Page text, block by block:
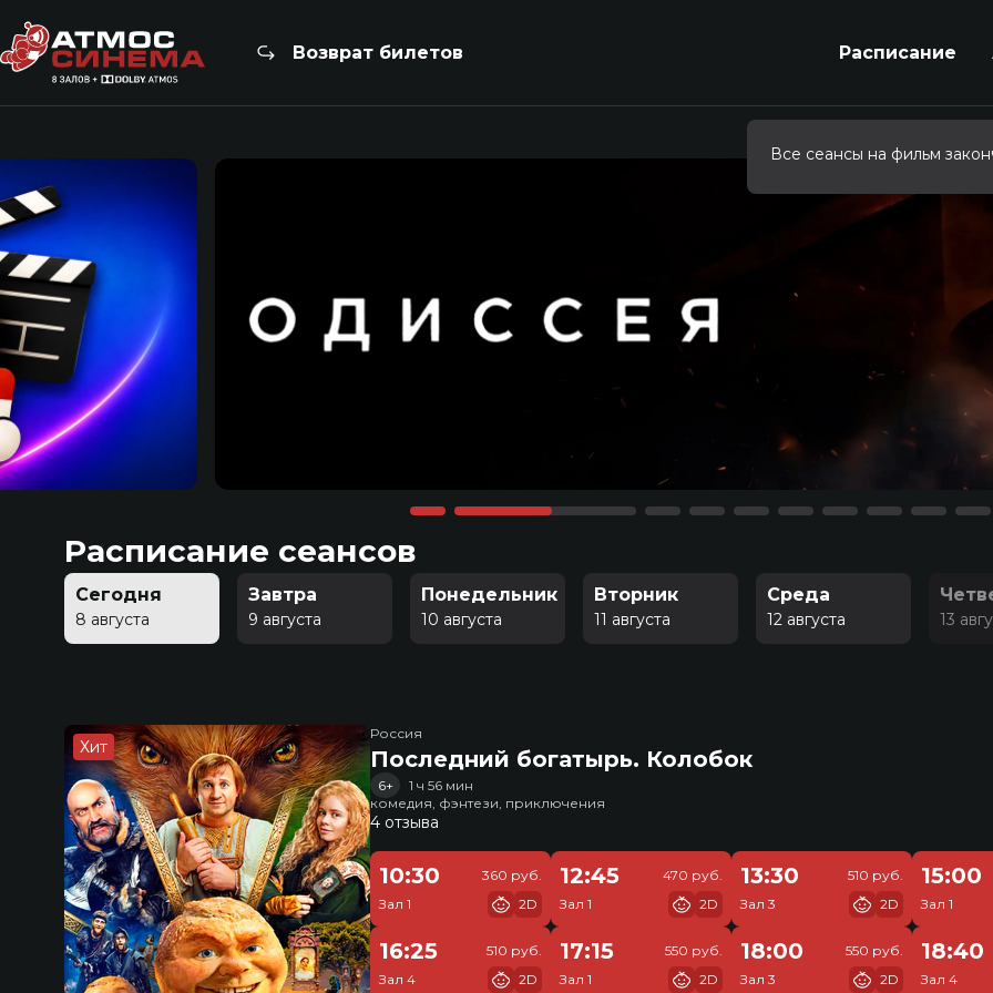
Возврат билетов Расписание
Расписание сеансов
Сегодня
8 августа
Завтра
9 августа
Понедельник
10 августа
Вторник
11 августа
Среда
12 августа 13
Хит
Россия
Последний богатырь. Колобок
6+
1 ч 56 мин
комедия, фэнтези, приключения
4 отзыва
10:30
Зал 1
360 руб.
2D
12:45
Зал 1
470 руб.
2D
13:30
Зал 3
510 руб.
2D
15:00
Зал 1
16:25
Зал 4
510 руб.
2D
17:15
Зал 1
550 руб.
2D
18:00
Зал 3
550 руб.
2D
18:40
Зал 4
Все сеансы на фильм